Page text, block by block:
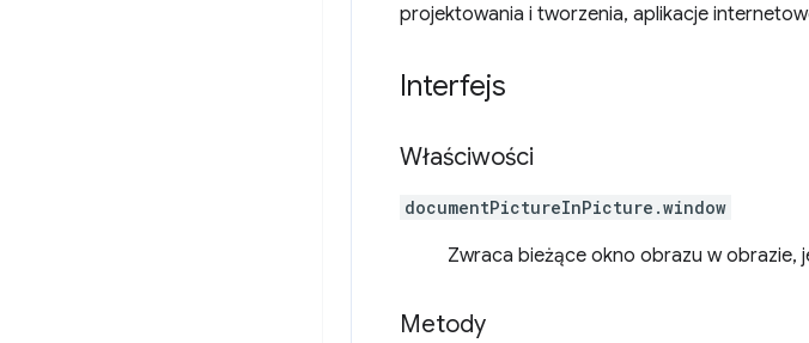
projektowania i tworzenia, aplikacje
Interfejs
Właściwości
documentPictureInPicture.window
Zwraca bieżące okno obrazu w obrazie,
Metody